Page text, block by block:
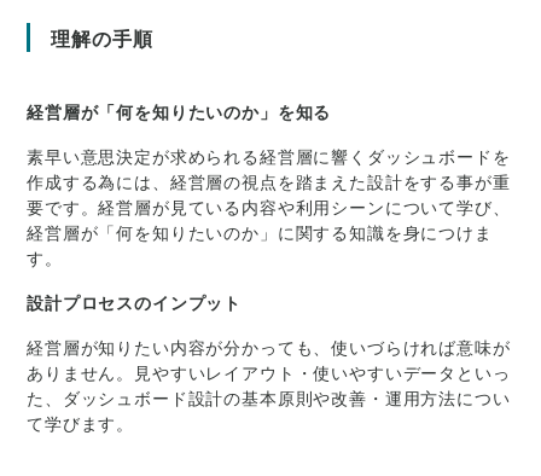
理解の手順
経営層が「何を知りたいのか」を知る
素早い意思決定が求められる経営層に響くダッシュボードを
作成する為には、経営層の視点を踏まえた設計をする事が重
要です。経営層が見ている内容や利用シーンについて学び、
経営層が「何を知りたいのか」に関する知識を身につけま
す。
設計プロセスのインプット
経営層が知りたい内容が分かっても、使いづらければ意味が
ありません。見やすいレイアウト・使いやすいデータといっ
た、ダッシュボード設計の基本原則や改善・運用方法につい
て学びます。